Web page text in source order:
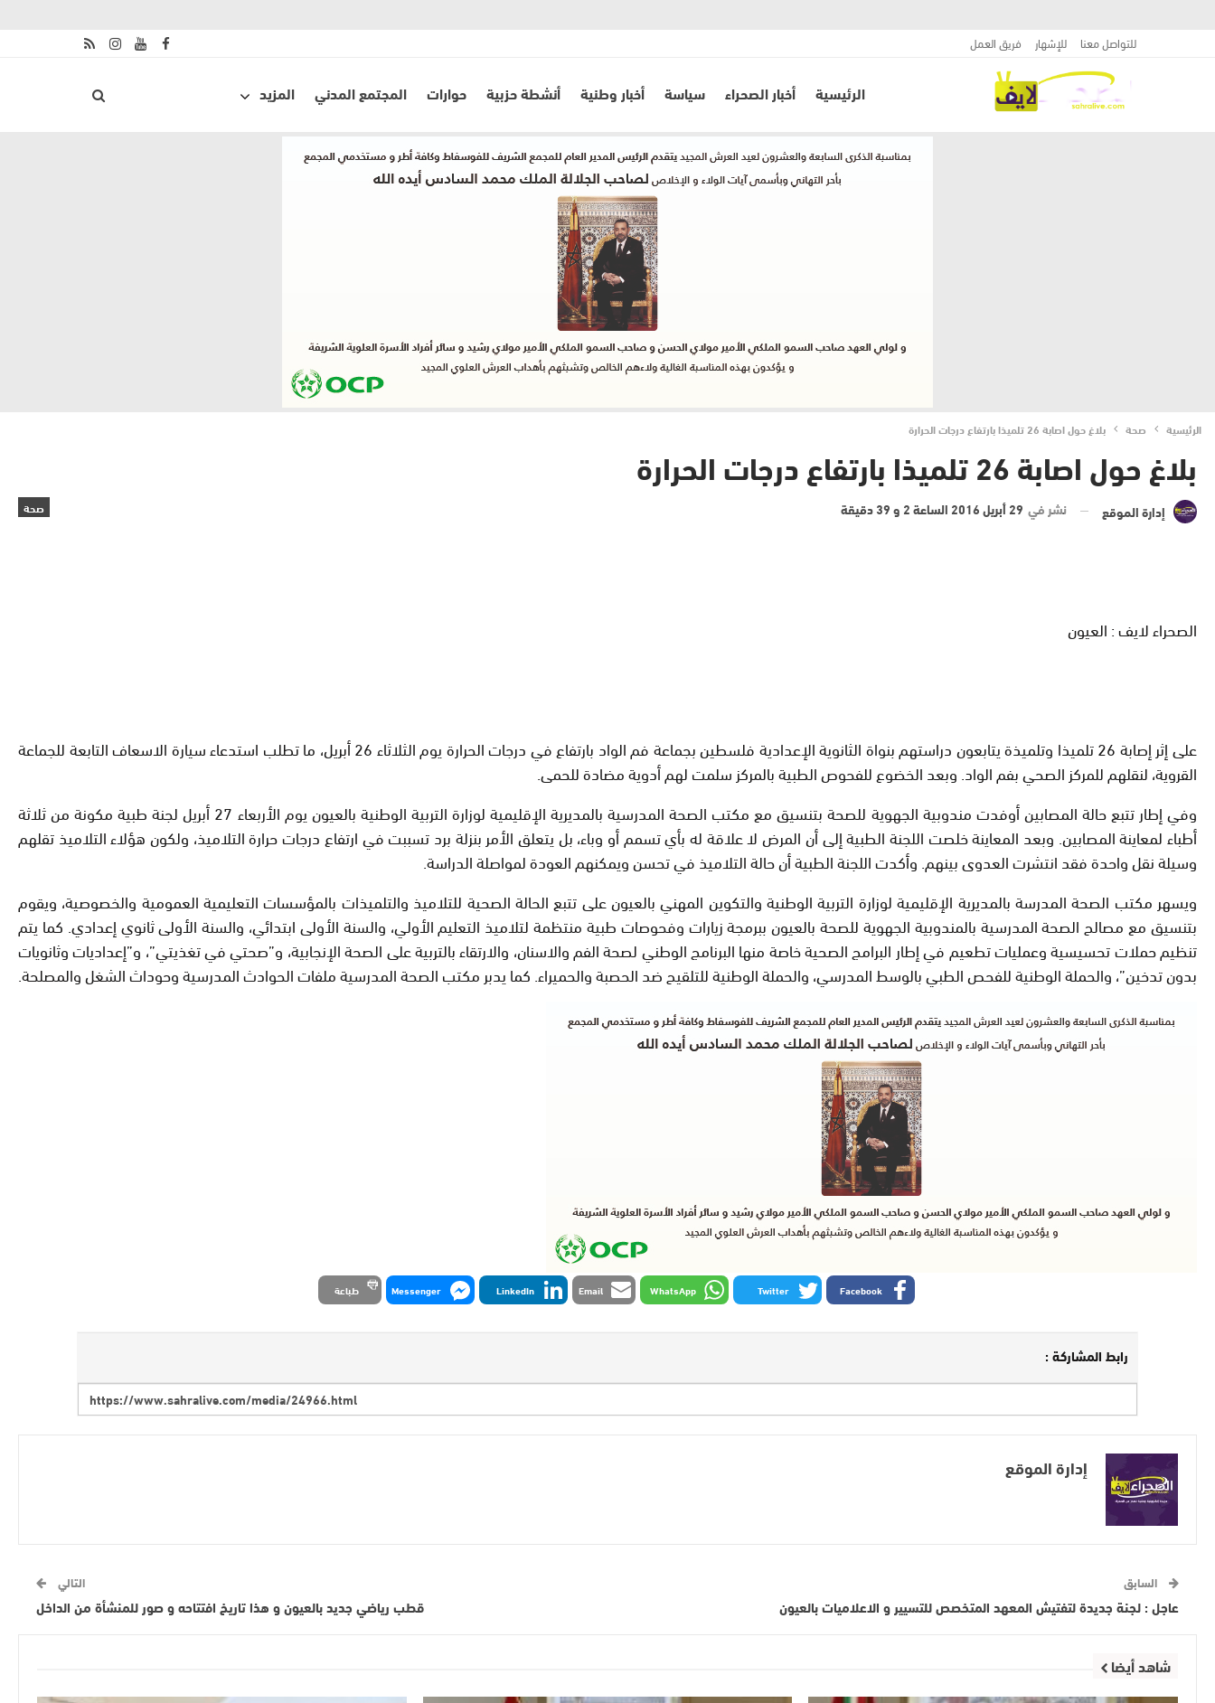
للتواصل معنا للإشهار فريق العمل
الرئيسية أخبار الصحراء سياسة أخبار وطنية أنشطة حزبية حوارات المجتمع المدني المزيد
الرئيسية صحة بلاغ حول اصابة 26 تلميذا بارتفاع درجات الحرارة
بلاغ حول اصابة 26 تلميذا بارتفاع درجات الحرارة
صحة إدارة الموقع نشر في 29 أبريل 2016 الساعة 2 و 39 دقيقة
الصحراء لايف : العيون
على إثر إصابة 26 تلميذا وتلميذة يتابعون دراستهم بنواة الثانوية الإعدادية فلسطين بجماعة فم الواد بارتفاع في درجات الحرارة يوم الثلاثاء 26 أبريل، ما تطلب استدعاء سيارة الاسعاف التابعة للجماعة
القروية، لنقلهم للمركز الصحي بفم الواد. وبعد الخضوع للفحوص الطبية بالمركز سلمت لهم أدوية مضادة للحمى.
وفي إطار تتبع حالة المصابين أوفدت مندوبية الجهوية للصحة بتنسيق مع مكتب الصحة المدرسية بالمديرية الإقليمية لوزارة التربية الوطنية بالعيون يوم الأربعاء 27 أبريل لجنة طبية مكونة من ثلاثة
أطباء لمعاينة المصابين. وبعد المعاينة خلصت اللجنة الطبية إلى أن المرض لا علاقة له بأي تسمم أو وباء، بل يتعلق الأمر بنزلة برد تسببت في ارتفاع درجات حرارة التلاميذ، ولكون هؤلاء التلاميذ تقلهم
وسيلة نقل واحدة فقد انتشرت العدوى بينهم. وأكدت اللجنة الطبية أن حالة التلاميذ في تحسن ويمكنهم العودة لمواصلة الدراسة.
ويسهر مكتب الصحة المدرسة بالمديرية الإقليمية لوزارة التربية الوطنية والتكوين المهني بالعيون على تتبع الحالة الصحية للتلاميذ والتلميذات بالمؤسسات التعليمية العمومية والخصوصية، ويقوم
بتنسيق مع مصالح الصحة المدرسية بالمندوبية الجهوية للصحة بالعيون ببرمجة زيارات وفحوصات طبية منتظمة لتلاميذ التعليم الأولي، والسنة الأولى ابتدائي، والسنة الأولى ثانوي إعدادي. كما يتم
تنظيم حملات تحسيسية وعمليات تطعيم في إطار البرامج الصحية خاصة منها البرنامج الوطني لصحة الفم والاسنان، والارتقاء بالتربية على الصحة الإنجابية، و”صحتي في تغذيتي”، و”إعداديات وثانويات
بدون تدخين”، والحملة الوطنية للفحص الطبي بالوسط المدرسي، والحملة الوطنية للتلقيح ضد الحصبة والحميراء. كما يدبر مكتب الصحة المدرسية ملفات الحوادث المدرسية وحوداث الشغل والمصلحة.
Facebook
Twitter
WhatsApp
Email
LinkedIn
Messenger طباعة
رابط المشاركة :
إدارة الموقع
السابق
عاجل : لجنة جديدة لتفتيش المعهد المتخصص للتسيير و الاعلاميات بالعيون
التالي
قطب رياضي جديد بالعيون و هذا تاريخ افتتاحه و صور للمنشأة من الداخل
شاهد أيضا